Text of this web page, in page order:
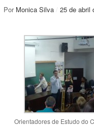
Por Monica Silva / 25 de abril
Orientadores de Estudo do